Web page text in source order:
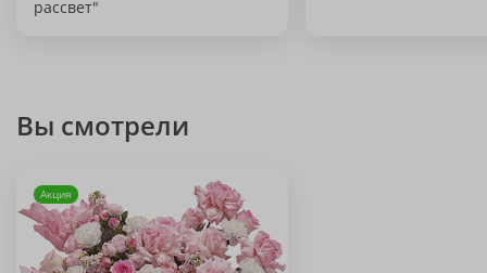
рассвет"
Вы смотрели
Акция